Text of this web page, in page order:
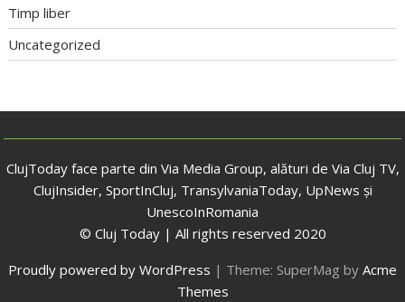
Timp liber
Uncategorized
ClujToday face parte din Via Media Group, alături de Via Cluj TV,
ClujInsider, SportInCluj, TransylvaniaToday, UpNews și
UnescoInRomania
© Cluj Today | All rights reserved 2020
Proudly powered by WordPress | Theme: SuperMag by Acme
Themes